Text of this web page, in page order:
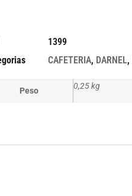
1399
CAFETERIA, DARNEL,
Peso 0,25 kg